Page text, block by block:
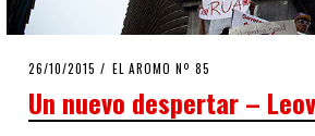
POSTED
26/10/2015 27/10/2015
EL AROMO Nº 85
Un nuevo despertar –